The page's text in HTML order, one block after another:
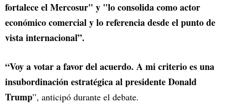
fortalece el Mercosur" y "lo consolida como actor
económico comercial y lo referencia desde el punto de
vista internacional”.
“Voy a votar a favor del acuerdo. A mi criterio es una
insubordinación estratégica al presidente Donald
Trump”, anticipó durante el debate.